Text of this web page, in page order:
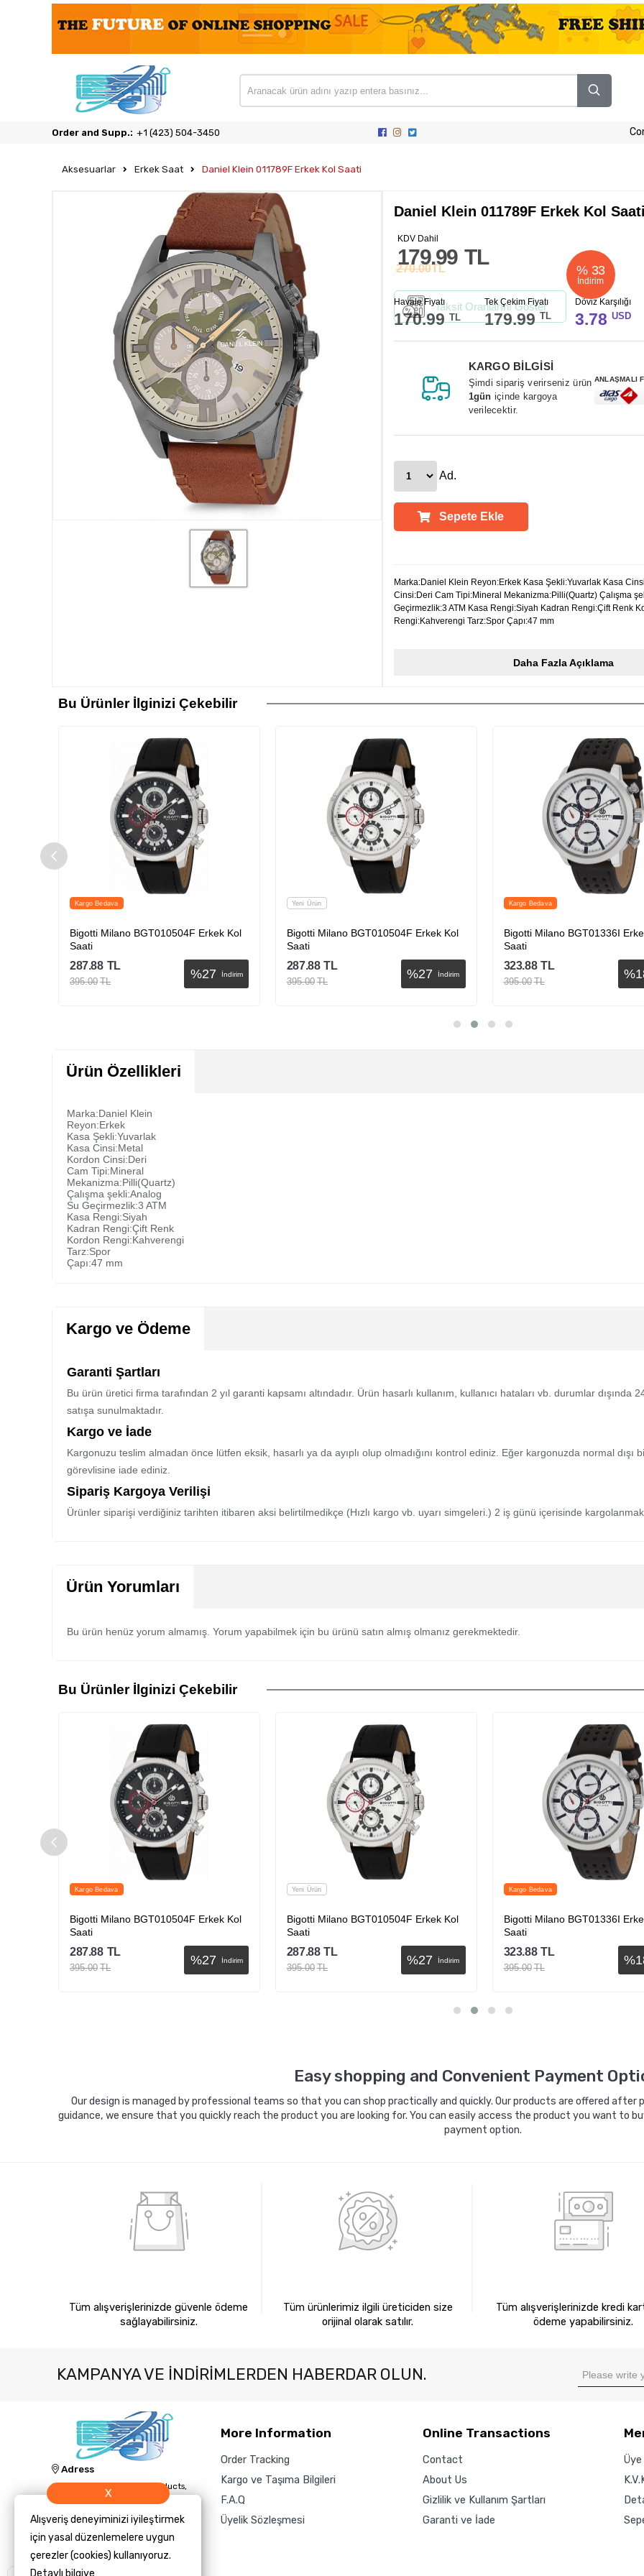
Order and Supp.: ‎+1 (423) 504-3450
Aksesuarlar Erkek Saat Daniel Klein 011789F Erkek Kol Saati
Daniel Klein 011789F Erkek Kol Saati
% 33
İndirim
270.00TL
179.99 TL
KDV Dahil
Havale Fiyatı
170.99 TL
Tek Çekim Fiyatı
179.99 TL
Döviz Karşılığı
3.78 USD
Taksit Oranlarını Göster
KARGO BİLGİSİ
Şimdi sipariş verirseniz ürün
1gün içinde kargoya
verilecektir.
ANLAŞMALI
Ad.
Sepete Ekle
Marka:Daniel Klein Reyon:Erkek Kasa Şekli:Yuvarlak Kasa
Cinsi:Deri Cam Tipi:Mineral Mekanizma:Pilli(Quartz) Çalışma
Geçirmezlik:3 ATM Kasa Rengi:Siyah Kadran Rengi:Çift Renk
Rengi:Kahverengi Tarz:Spor Çapı:47 mm
Daha Fazla Açıklama
Bu Ürünler İlginizi Çekebilir
Kargo Bedava
Bigotti Milano BGT010504F Erkek Kol
İndirim
287.88 TL
TL
Bigotti Milano BGT010504F Erkek Kol
İndirim
287.88 TL
TL
Kargo Bedava
Bigotti Milano BGT01336I Erkek Kol
İndirim
323.88 TL
TL
Ürün Özellikleri
Marka:Daniel Klein
Reyon:Erkek
Kasa Şekli:Yuvarlak
Kasa Cinsi:Metal
Kordon Cinsi:Deri
Cam Tipi:Mineral
Mekanizma:Pilli(Quartz)
Çalışma şekli:Analog
Su Geçirmezlik:3 ATM
Kasa Rengi:Siyah
Kadran Rengi:Çift Renk
Kordon Rengi:Kahverengi
Tarz:Spor
Çapı:47 mm
Kargo ve Ödeme
Garanti Şartları
Bu ürün üretici firma tarafından 2 yıl garanti kapsamı altındadır. Ürün hasarlı kullanım, kullanıcı hataları vb. durumlar
satışa sunulmaktadır.
Kargo ve İade
Kargonuzu teslim almadan önce lütfen eksik, hasarlı ya da ayıplı olup olmadığını kontrol ediniz. Eğer kargonuzda normal
görevlisine iade ediniz.
Sipariş Kargoya Verilişi
Ürünler siparişi verdiğiniz tarihten itibaren aksi belirtilmedikçe (Hızlı kargo vb. uyarı simgeleri.) 2 iş günü içerisinde
Ürün Yorumları
Bu ürün henüz yorum almamış. Yorum yapabilmek için bu ürünü satın almış olmanız gerekmektedir.
Bu Ürünler İlginizi Çekebilir
Kargo Bedava
Bigotti Milano BGT010504F Erkek Kol
Saati
%27 İndirim
287.88 TL
395.00 TL
Yeni Ürün
Bigotti Milano BGT010504F Erkek Kol
Saati
%27 İndirim
287.88 TL
395.00 TL
Kargo Bedava
Bigotti Milano BGT01336I
Saati
%
323.88 TL
395.00 TL
Easy shopping and Convenient Payment
Our design is managed by professional teams so that you can shop practically and quickly. Our products are offered
guidance, we ensure that you quickly reach the product you are looking for. You can easily access the product you want to
payment option.
Tüm alışverişlerinizde güvenle ödeme
sağlayabilirsiniz.
Tüm ürünlerimiz ilgili üreticiden size
orijinal olarak satılır.
Tüm alışverişlerinizde kredi
ödeme yapabilirsiniz.
KAMPANYA VE INDIRIMLERDEN HABERDAR OLUN.
Adress
Jacknology IT, Cleaning Products,
and Technology Sales and Supply
E-Mail
More Information
Order Tracking
Kargo ve Taşıma Bilgileri
F.A.Q
Üyelik Sözleşmesi
Online Transactions
Contact
About Us
Gizlilik ve Kullanım Şartları
Garanti ve İade
Üye
X
Alışveriş deneyiminizi iyileştirmek
için yasal düzenlemelere uygun
çerezler (cookies) kullanıyoruz.
Detaylı bilgiye